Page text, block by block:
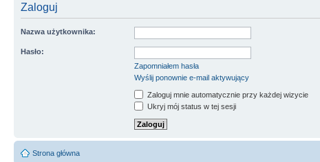
Zaloguj
Nazwa użytkownika:
Hasło:
Zapomniałem hasła
Wyślij ponownie e-mail aktywujący
Zaloguj mnie automatycznie przy każdej wizycie
Ukryj mój status w tej sesji
Strona główna